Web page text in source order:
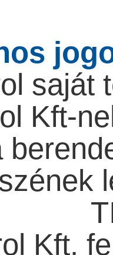
saját
Kft-
Kft.